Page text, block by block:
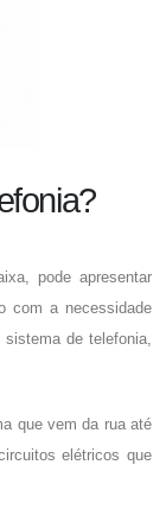
pode apresentar
com a necessidade
de telefonia,
que vem da rua até
elétricos que